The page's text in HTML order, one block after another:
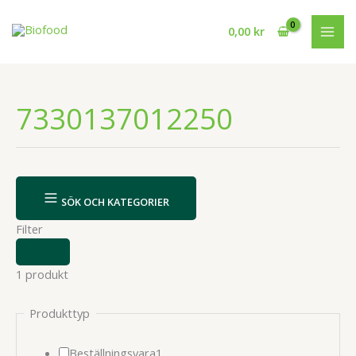
0,00 kr
7330137012250
SÖK OCH KATEGORIER
Filter
ELLER
DÖLJ
1 produkt
Produkttyp
Beställningsvara1